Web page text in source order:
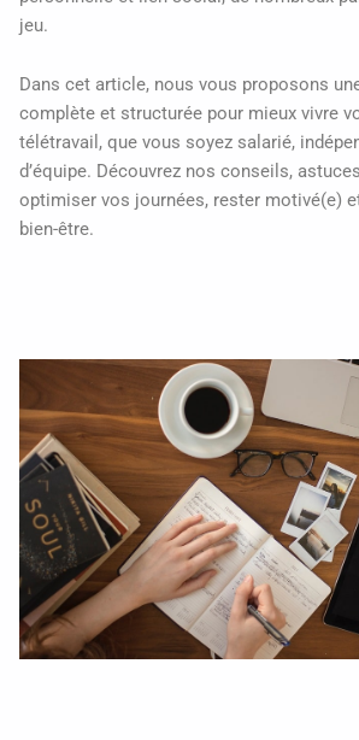
jeu.
Dans cet article, nous vous proposons
complète et structurée pour mieux vivre
télétravail, que vous soyez salarié,
d’équipe. Découvrez nos conseils,
optimiser vos journées, rester motivé(e)
bien-être.